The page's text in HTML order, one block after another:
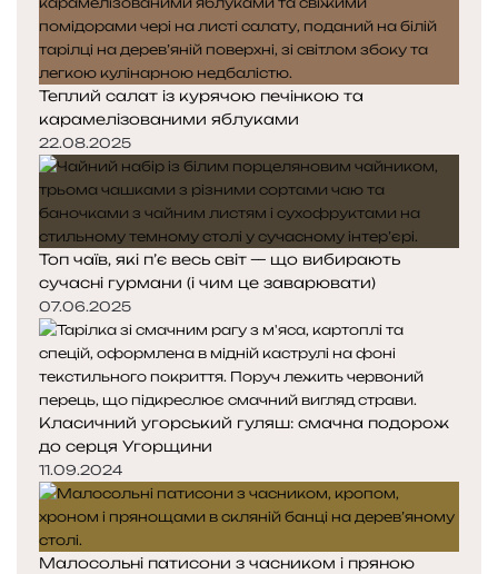
Теплий салат із курячою печінкою та
карамелізованими яблуками
22.08.2025
Топ чаїв, які п’є весь світ — що вибирають
сучасні гурмани (і чим це заварювати)
07.06.2025
Класичний угорський гуляш: смачна подорож
до серця Угорщини
11.09.2024
Малосольні патисони з часником і пряною